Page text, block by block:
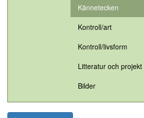
Kännetecken
Kontroll/art
Kontroll/livsform
Litteratur och projekt
Bilder